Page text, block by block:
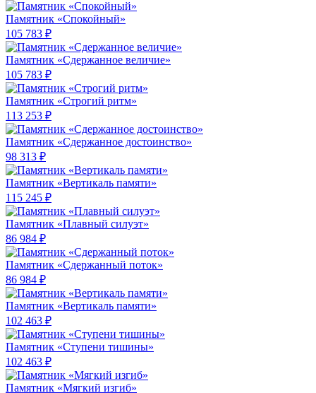
Памятник «Спокойный»
105 783 ₽
Памятник «Сдержанное величие»
105 783 ₽
Памятник «Строгий ритм»
113 253 ₽
Памятник «Сдержанное достоинство»
98 313 ₽
Памятник «Вертикаль памяти»
115 245 ₽
Памятник «Плавный силуэт»
86 984 ₽
Памятник «Сдержанный поток»
86 984 ₽
Памятник «Вертикаль памяти»
102 463 ₽
Памятник «Ступени тишины»
102 463 ₽
Памятник «Мягкий изгиб»